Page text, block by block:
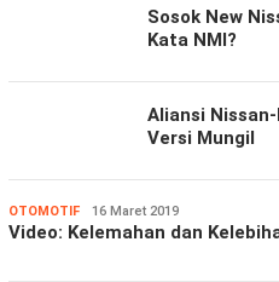
Sosok New
Kata NMI?
Aliansi
Versi Mungil
OTOMOTIF Redaksi
Baladena
16 Maret 2019
Video: Kelemahan dan